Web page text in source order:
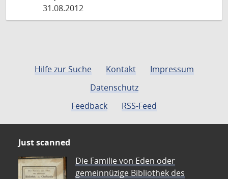
31.08.2012
Hilfe zur Suche Kontakt
Impressum
Datenschutz
Feedback
RSS-Feed
Just scanned
Die Familie von Eden oder
gemeinnüzige Bibliothek des